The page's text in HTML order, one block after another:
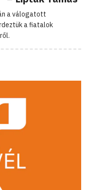
a válogatott
a fiatalok